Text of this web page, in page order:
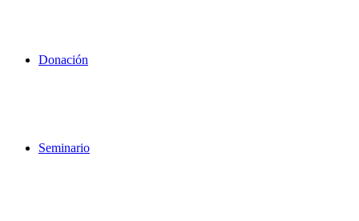
Donación
Seminario